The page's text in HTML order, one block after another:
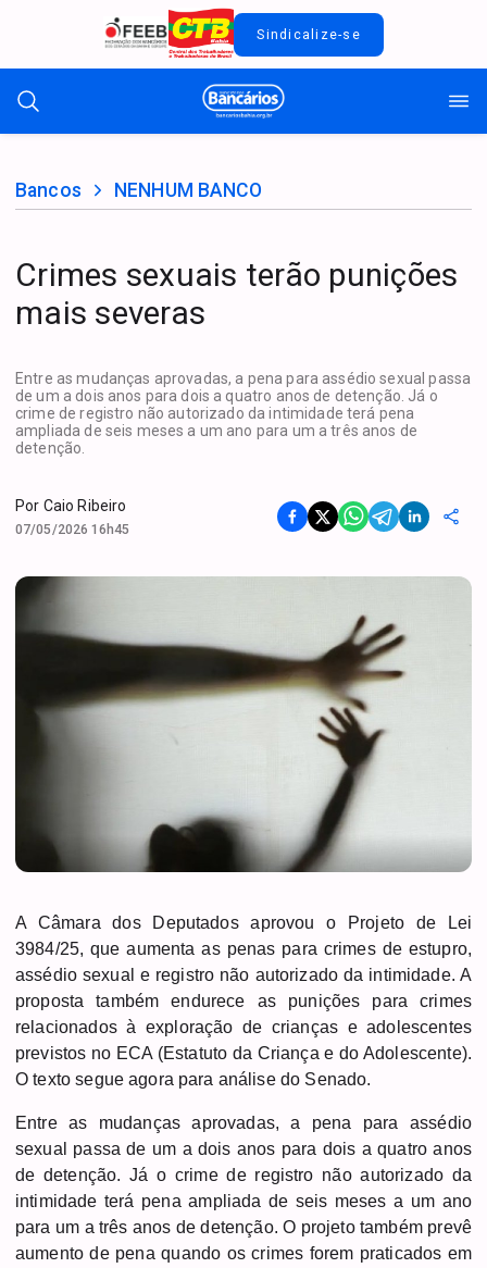
Sindicalize-se
Bancos NENHUM BANCO
Crimes sexuais terão punições
mais severas
Entre as mudanças aprovadas, a pena para assédio sexual passa
de um a dois anos para dois a quatro anos de detenção. Já o
crime de registro não autorizado da intimidade terá pena
ampliada de seis meses a um ano para um a três anos de
detenção.
Por Caio Ribeiro
07/05/2026 16h45
A Câmara dos Deputados aprovou o Projeto de Lei
3984/25, que aumenta as penas para crimes de estupro,
assédio sexual e registro não autorizado da intimidade. A
proposta também endurece as punições para crimes
relacionados à exploração de crianças e adolescentes
previstos no ECA (Estatuto da Criança e do Adolescente).
O texto segue agora para análise do Senado.
Entre as mudanças aprovadas, a pena para assédio
sexual passa de um a dois anos para dois a quatro anos
de detenção. Já o crime de registro não autorizado da
intimidade terá pena ampliada de seis meses a um ano
para um a três anos de detenção. O projeto também prevê
aumento de pena quando os crimes forem praticados em